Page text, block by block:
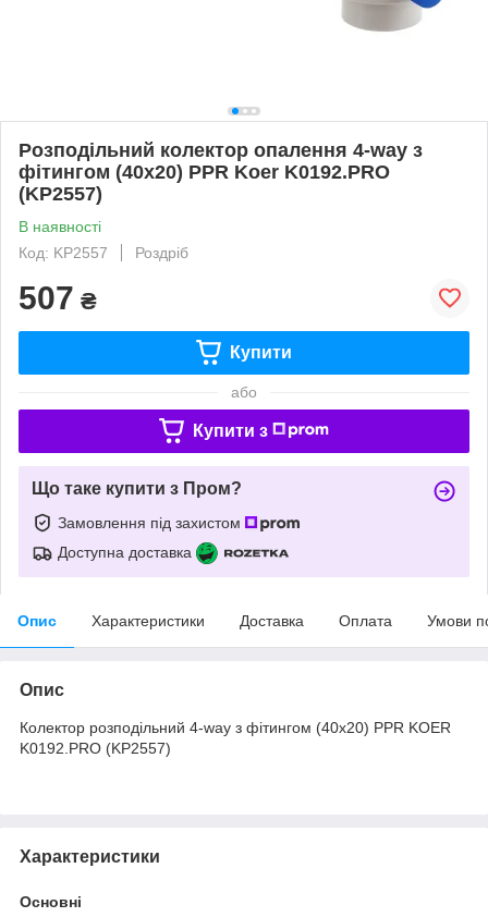
Розподільний колектор опалення 4-way з
фітингом (40x20) PPR Koer K0192.PRO
(KP2557)
В наявності
Код: KP2557
Роздріб
507 ₴
Купити
або
Купити з
Що таке купити з Пром?
Замовлення під захистом
Доступна доставка
Опис Характеристики Доставка Оплата Умови
Опис
Колектор розподільний 4-way з фітингом (40x20) PPR KOER
K0192.PRO (KP2557)
Характеристики
Основні